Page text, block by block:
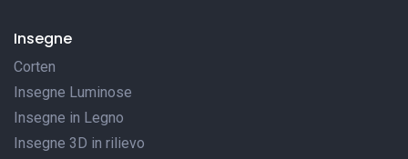
Insegne
Corten
Insegne Luminose
Insegne in Legno
Insegne 3D in rilievo